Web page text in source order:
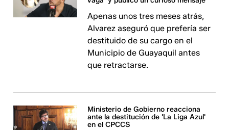
Apenas unos tres meses atrás,
Alvarez aseguró que prefería ser
destituido de su cargo en el
Municipio de Guayaquil antes
que retractarse.
Ministerio de Gobierno reacciona
ante la destitución de 'La Liga Azul'
en el CPCCS